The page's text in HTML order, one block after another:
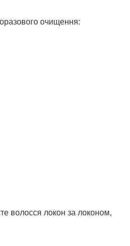
очищення:
волосся локон за локоном,